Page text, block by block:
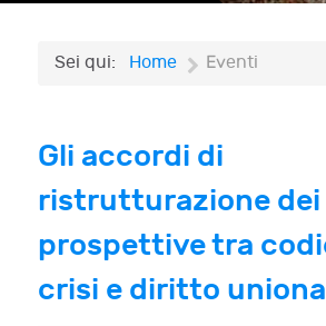
Sei qui: Home Eventi
Gli accordi di
ristrutturazione
prospettive tra
crisi e diritto